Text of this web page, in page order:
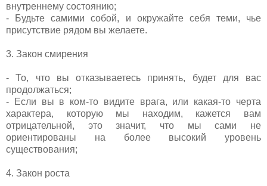
внутреннему состоянию;
- Будьте самими собой, и окружайте себя теми, чье
присутствие рядом вы желаете.
3. Закон смирения
- То, что вы отказываетесь принять, будет для вас
продолжаться;
- Если вы в ком-то видите врага, или какая-то черта
характера, которую мы находим, кажется вам
отрицательной, это значит, что мы сами не
ориентированы на более высокий уровень
существования;
4. Закон роста